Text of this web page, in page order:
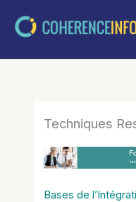
Techniques
Bases de